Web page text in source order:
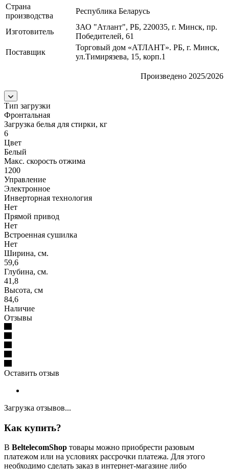
Страна
производства
Республика Беларусь
Изготовитель
ЗАО "Атлант", РБ, 220035, г. Минск, пр.
Победителей, 61
Поставщик
Торговый дом «АТЛАНТ». РБ, г. Минск,
ул.Тимирязева, 15, корп.1
Произведено 2025/2026
Тип загрузки
Фронтальная
Загрузка белья для стирки, кг
6
Цвет
Белый
Макс. скорость отжима
1200
Управление
Электронное
Инверторная технология
Нет
Прямой привод
Нет
Встроенная сушилка
Нет
Ширина, см.
59,6
Глубина, см.
41,8
Высота, см
84,6
Наличие
Отзывы
Оставить отзыв
Загрузка отзывов...
Как купить?
В BeltelecomShop товары можно приобрести разовым
платежом или на условиях рассрочки платежа. Для этого
необходимо сделать заказ в интернет-магазине либо